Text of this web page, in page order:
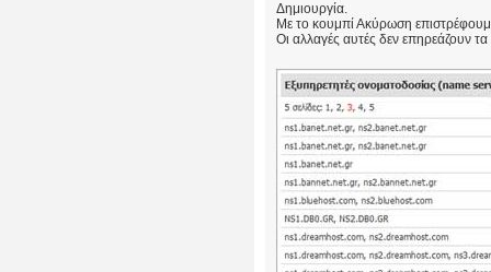
Δημιουργία.
Με το κουμπί Ακύρωση
Οι αλλαγές αυτές δεν